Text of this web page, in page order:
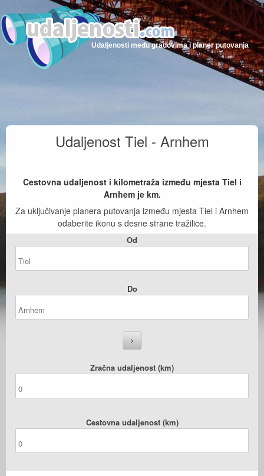
Udaljenosti među gradovima i planer putovanja
Udaljenost Tiel - Arnhem
Cestovna udaljenost i kilometraža između mjesta Tiel i
Arnhem je km.
Za uključivanje planera putovanja između mjesta Tiel i Arnhem
odaberite ikonu s desne strane tražilice.
Od
Do
Zračna udaljenost (km)
Cestovna udaljenost (km)